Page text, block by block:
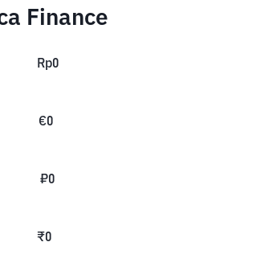
Finance
Rp0
€0
₽0
₹0